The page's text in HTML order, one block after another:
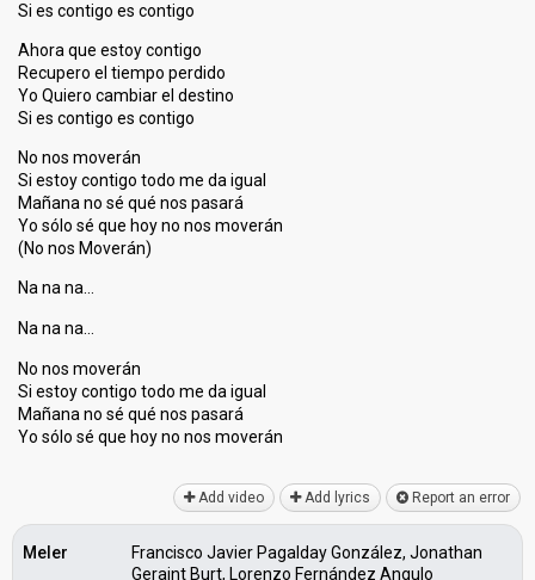
Si es contigo es contigo
Ahora que estoy contigo
Recupero el tiempo perdido
Yo Quiero cambiar el destino
Si es contigo es contigo
No nos moverán
Si estoy contigo todo me da igual
Mañana no sé qué nos pasará
Yo sólo sé que hoy no nos moverán
(No nos Moverán)
Na na na…
Na na na…
No nos moverán
Si estoy contigo todo me da igual
Mañana no sé qué nos pasаrá
Yo sólo sé que hoy no noѕ moverán
Add video Add lyrics Report an error
Meler
Francisco Javier Pagalday González, Jonathan
Geraint Burt, Lorenzo Fernández Angulo